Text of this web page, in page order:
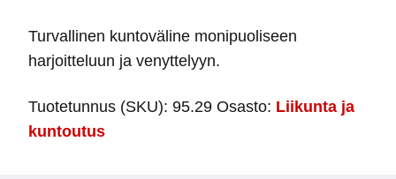
Turvallinen kuntoväline monipuoliseen
harjoitteluun ja venyttelyyn.
Tuotetunnus (SKU): 95.29 Osasto: Liikunta ja
kuntoutus